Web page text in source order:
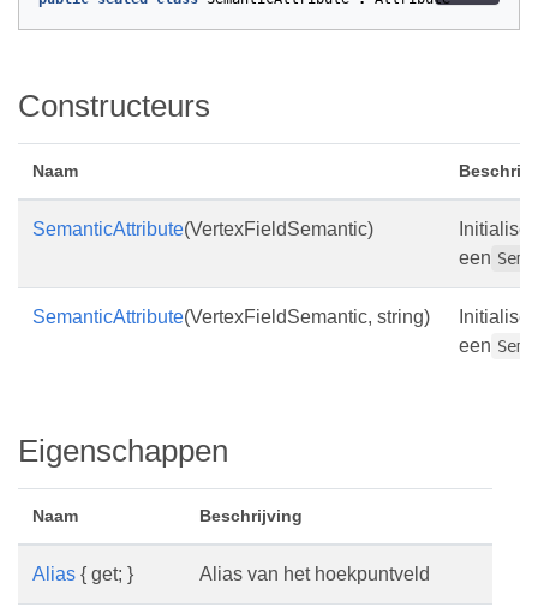
Constructeurs
Naam
SemanticAttribute(VertexFieldSemantic)
een
SemanticAttribute(VertexFieldSemantic, string)
een
Eigenschappen
Naam Beschrijving
Alias { get; } Alias van het hoekpuntveld